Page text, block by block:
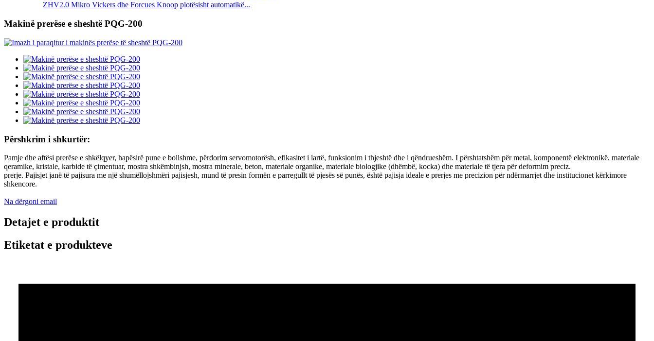
ZHV2.0 Mikro Vickers dhe Forcues Knoop plotësisht automatikë...
Makinë prerëse e sheshtë PQG-200
Përshkrim i shkurtër:
Pamje dhe aftësi prerëse e shkëlqyer, hapësirë ​​pune e bollshme, përdorim servomotorësh, efikasitet i lartë, funksionim i thjeshtë dhe i qëndrueshëm. I përshtatshëm për metal, komponentë elektronikë, materiale
qeramike, kristale, karbide të çimentuar, mostra shkëmbinjsh, mostra minerale, beton, materiale organike, materiale biologjike (dhëmbë, kocka) dhe materiale të tjera për deformim preciz.
prerje. Pajisjet janë të pajisura me një shumëllojshmëri pajisjesh, mund të presin formën e parregullt të pjesës së punës, është pajisja ideale e prerjes me precizion për ndërmarrjet dhe institucionet kërkimore
shkencore.
Na dërgoni email
Detajet e produktit
Etiketat e produkteve